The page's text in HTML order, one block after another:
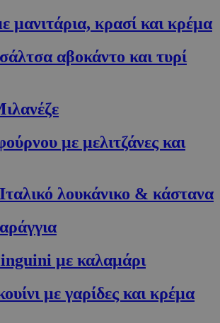
μανιτάρια, κρασί και κρέμα
αβοκάντο και τυρί
με μελιτζάνες και
λουκάνικο & κάστανα
με καλαμάρι
με γαρίδες και κρέμα
cyprus.wiz-
guide.com
Privacy Policy